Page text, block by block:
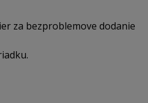
za bezproblemove dodanie